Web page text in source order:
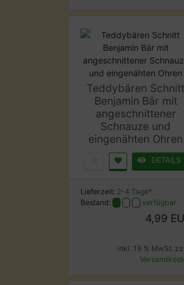
Teddybären Schnitt
Benjamin Bär mit
angeschnittener
Schnauze und
eingenähten Ohren
DETAILS
Lieferzeit: 2-4 Tage*
Bestand:
verfügbar
4,99
inkl. 19 % MwSt.